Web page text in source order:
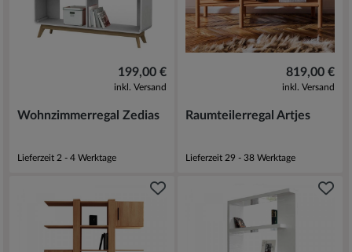
199,00 €
inkl. Versand
Wohnzimmerregal Zedias
Lieferzeit 2 - 4 Werktage
819,00 €
inkl. Versand
Raumteilerregal Artjes
Lieferzeit 29 - 38 Werktage